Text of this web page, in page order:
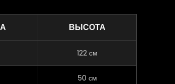
ВЫСОТА
122 см
50 см